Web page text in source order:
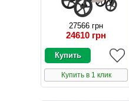
27566 грн
24610 грн
Купить в 1 клик